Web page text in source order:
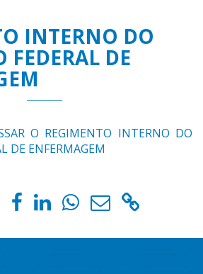
INTERNO DO
FEDERAL DE
O REGIMENTO INTERNO DO
DE ENFERMAGEM